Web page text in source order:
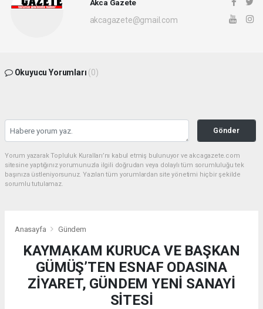
Akca Gazete
akcagazete@gmail.com
Okuyucu Yorumları (0)
Gönder
Yorum yazarak Topluluk Kuralları’nı kabul etmiş bulunuyor ve akcagazete.com
sitesine yaptığınız yorumunuzla ilgili doğrudan veya dolaylı tüm sorumluluğu tek
başınıza üstleniyorsunuz. Yazılan tüm yorumlardan site yönetimi hiçbir şekilde
sorumlu tutulamaz.
Anasayfa Gündem
KAYMAKAM KURUCA VE BAŞKAN
GÜMÜŞ’TEN ESNAF ODASINA
ZİYARET, GÜNDEM YENİ SANAYİ
SİTESİ